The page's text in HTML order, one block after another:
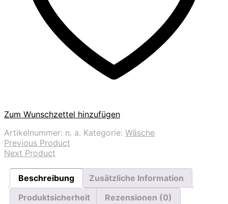
Zum Wunschzettel hinzufügen
Artikelnummer: n. a. Kategorie: Wäsche
Previous Product
Next Product
Beschreibung
Zusätzliche Information
Produktsicherheit
Rezensionen (0)